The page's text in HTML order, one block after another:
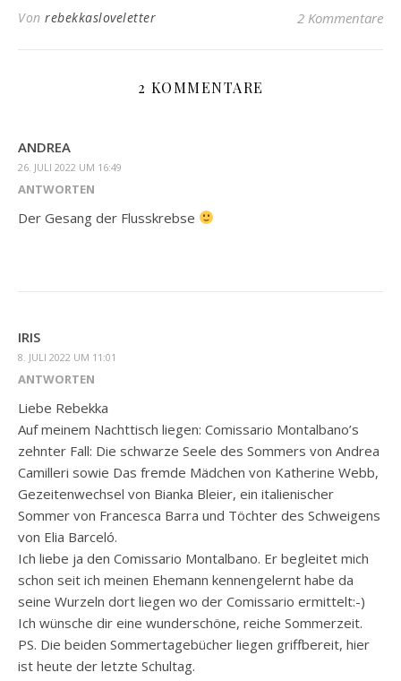
Von rebekkasloveletter 2 Kommentare
2 KOMMENTARE
ANDREA
26. JULI 2022 UM 16:49
ANTWORTEN
Der Gesang der Flusskrebse
IRIS
8. JULI 2022 UM 11:01
ANTWORTEN
Liebe Rebekka
Auf meinem Nachttisch liegen: Comissario Montalbano’s
zehnter Fall: Die schwarze Seele des Sommers von Andrea
Camilleri sowie Das fremde Mädchen von Katherine Webb,
Gezeitenwechsel von Bianka Bleier, ein italienischer
Sommer von Francesca Barra und Töchter des Schweigens
von Elia Barceló.
Ich liebe ja den Comissario Montalbano. Er begleitet mich
schon seit ich meinen Ehemann kennengelernt habe da
seine Wurzeln dort liegen wo der Comissario ermittelt:-)
Ich wünsche dir eine wunderschöne, reiche Sommerzeit.
PS. Die beiden Sommertagebücher liegen griffbereit, hier
ist heute der letzte Schultag.